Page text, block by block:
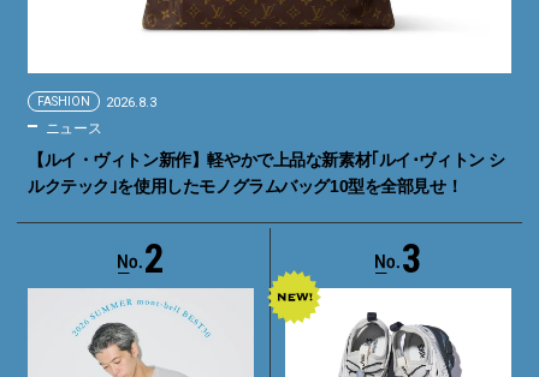
FASHION 2026.8.3
ニュース
【ルイ・ヴィトン新作】軽やかで上品な新素材｢ルイ･ヴィトン シ
ルクテック｣を使用したモノグラムバッグ10型を全部見せ！
2 3